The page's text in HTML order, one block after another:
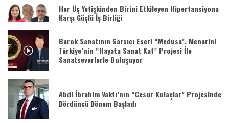
Her Üç Yetişkinden Birini Etkileyen Hipertansiyona
Karşı Güçlü İş Birliği
Barok Sanatının Sarsıcı Eseri “Medusa”, Menarini
Türkiye’nin “Hayata Sanat Kat” Projesi İle
Sanatseverlerle Buluşuyor
Abdi İbrahim Vakfı’nın “Cesur Kulaçlar” Projesinde
Dördüncü Dönem Başladı